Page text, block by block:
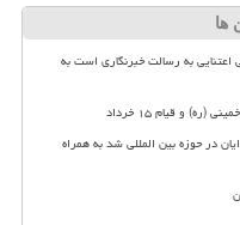
ها
اعتنایی به رسالت خبرنگاری است به
و قیام ۱۵ خرداد
در حوزه بین المللی شد به همراه